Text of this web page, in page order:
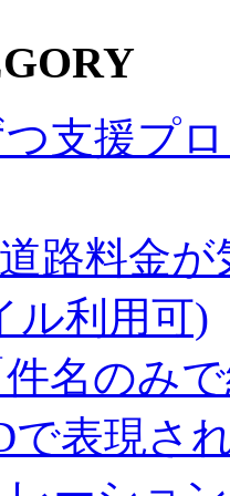
支援プ
路料金
ル利用可)
名のみ
で表現さ